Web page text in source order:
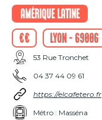
Amérique Latine
€€
Lyon - 69006
53 Rue Tronchet
04 37 44 09 61
https://elcafetero.fr
Métro : Masséna